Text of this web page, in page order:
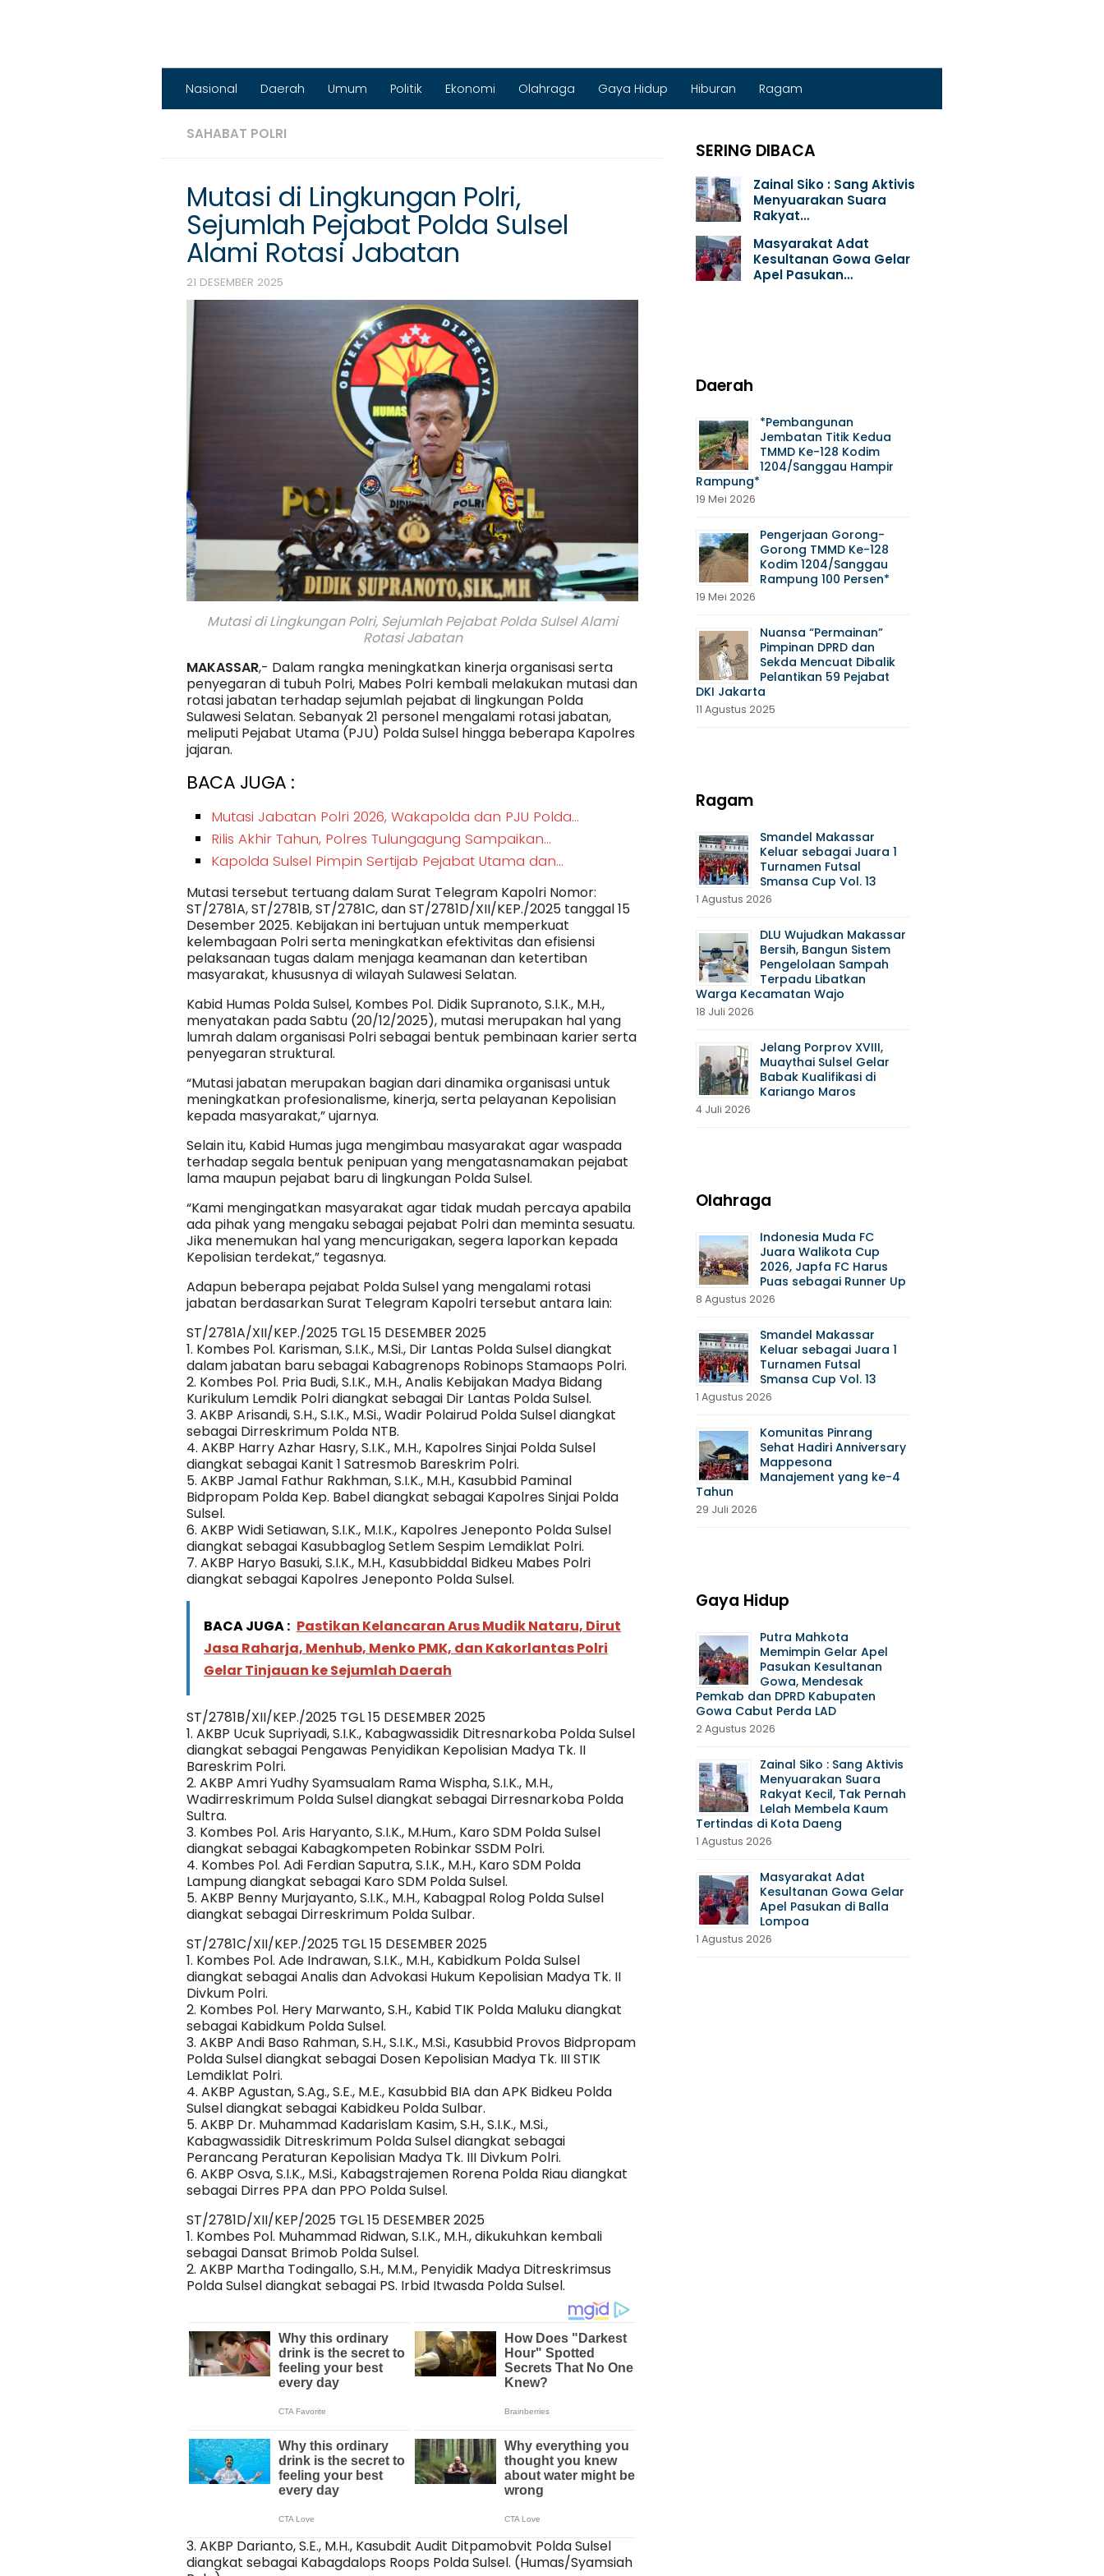
Nasional Daerah Umum Politik Ekonomi Olahraga Gaya Hidup Hiburan Ragam
SAHABAT POLRI
Mutasi di Lingkungan Polri,
Sejumlah Pejabat Polda Sulsel
Alami Rotasi Jabatan
21 DESEMBER 2025
Mutasi di Lingkungan Polri, Sejumlah Pejabat Polda Sulsel Alami
Rotasi Jabatan
MAKASSAR,- Dalam rangka meningkatkan kinerja organisasi serta
penyegaran di tubuh Polri, Mabes Polri kembali melakukan mutasi dan
rotasi jabatan terhadap sejumlah pejabat di lingkungan Polda
Sulawesi Selatan. Sebanyak 21 personel mengalami rotasi jabatan,
meliputi Pejabat Utama (PJU) Polda Sulsel hingga beberapa Kapolres
jajaran.
BACA JUGA :
Mutasi Jabatan Polri 2026, Wakapolda dan PJU Polda…
Rilis Akhir Tahun, Polres Tulungagung Sampaikan…
Kapolda Sulsel Pimpin Sertijab Pejabat Utama dan…
Mutasi tersebut tertuang dalam Surat Telegram Kapolri Nomor:
ST/2781A, ST/2781B, ST/2781C, dan ST/2781D/XII/KEP./2025 tanggal 15
Desember 2025. Kebijakan ini bertujuan untuk memperkuat
kelembagaan Polri serta meningkatkan efektivitas dan efisiensi
pelaksanaan tugas dalam menjaga keamanan dan ketertiban
masyarakat, khususnya di wilayah Sulawesi Selatan.
Kabid Humas Polda Sulsel, Kombes Pol. Didik Supranoto, S.I.K., M.H.,
menyatakan pada Sabtu (20/12/2025), mutasi merupakan hal yang
lumrah dalam organisasi Polri sebagai bentuk pembinaan karier serta
penyegaran struktural.
“Mutasi jabatan merupakan bagian dari dinamika organisasi untuk
meningkatkan profesionalisme, kinerja, serta pelayanan Kepolisian
kepada masyarakat,” ujarnya.
Selain itu, Kabid Humas juga mengimbau masyarakat agar waspada
terhadap segala bentuk penipuan yang mengatasnamakan pejabat
lama maupun pejabat baru di lingkungan Polda Sulsel.
“Kami mengingatkan masyarakat agar tidak mudah percaya apabila
ada pihak yang mengaku sebagai pejabat Polri dan meminta sesuatu.
Jika menemukan hal yang mencurigakan, segera laporkan kepada
Kepolisian terdekat,” tegasnya.
Adapun beberapa pejabat Polda Sulsel yang mengalami rotasi
jabatan berdasarkan Surat Telegram Kapolri tersebut antara lain:
ST/2781A/XII/KEP./2025 TGL 15 DESEMBER 2025
1. Kombes Pol. Karisman, S.I.K., M.Si., Dir Lantas Polda Sulsel diangkat
dalam jabatan baru sebagai Kabagrenops Robinops Stamaops Polri.
2. Kombes Pol. Pria Budi, S.I.K., M.H., Analis Kebijakan Madya Bidang
Kurikulum Lemdik Polri diangkat sebagai Dir Lantas Polda Sulsel.
3. AKBP Arisandi, S.H., S.I.K., M.Si., Wadir Polairud Polda Sulsel diangkat
sebagai Dirreskrimum Polda NTB.
4. AKBP Harry Azhar Hasry, S.I.K., M.H., Kapolres Sinjai Polda Sulsel
diangkat sebagai Kanit 1 Satresmob Bareskrim Polri.
5. AKBP Jamal Fathur Rakhman, S.I.K., M.H., Kasubbid Paminal
Bidpropam Polda Kep. Babel diangkat sebagai Kapolres Sinjai Polda
Sulsel.
6. AKBP Widi Setiawan, S.I.K., M.I.K., Kapolres Jeneponto Polda Sulsel
diangkat sebagai Kasubbaglog Setlem Sespim Lemdiklat Polri.
7. AKBP Haryo Basuki, S.I.K., M.H., Kasubbiddal Bidkeu Mabes Polri
diangkat sebagai Kapolres Jeneponto Polda Sulsel.
BACA JUGA : Pastikan Kelancaran Arus Mudik Nataru, Dirut
Jasa Raharja, Menhub, Menko PMK, dan Kakorlantas Polri
Gelar Tinjauan ke Sejumlah Daerah
ST/2781B/XII/KEP./2025 TGL 15 DESEMBER 2025
1. AKBP Ucuk Supriyadi, S.I.K., Kabagwassidik Ditresnarkoba Polda Sulsel
diangkat sebagai Pengawas Penyidikan Kepolisian Madya Tk. II
Bareskrim Polri.
2. AKBP Amri Yudhy Syamsualam Rama Wispha, S.I.K., M.H.,
Wadirreskrimum Polda Sulsel diangkat sebagai Dirresnarkoba Polda
Sultra.
3. Kombes Pol. Aris Haryanto, S.I.K., M.Hum., Karo SDM Polda Sulsel
diangkat sebagai Kabagkompeten Robinkar SSDM Polri.
4. Kombes Pol. Adi Ferdian Saputra, S.I.K., M.H., Karo SDM Polda
Lampung diangkat sebagai Karo SDM Polda Sulsel.
5. AKBP Benny Murjayanto, S.I.K., M.H., Kabagpal Rolog Polda Sulsel
diangkat sebagai Dirreskrimum Polda Sulbar.
ST/2781C/XII/KEP./2025 TGL 15 DESEMBER 2025
1. Kombes Pol. Ade Indrawan, S.I.K., M.H., Kabidkum Polda Sulsel
diangkat sebagai Analis dan Advokasi Hukum Kepolisian Madya Tk. II
Divkum Polri.
2. Kombes Pol. Hery Marwanto, S.H., Kabid TIK Polda Maluku diangkat
sebagai Kabidkum Polda Sulsel.
3. AKBP Andi Baso Rahman, S.H., S.I.K., M.Si., Kasubbid Provos Bidpropam
Polda Sulsel diangkat sebagai Dosen Kepolisian Madya Tk. III STIK
Lemdiklat Polri.
4. AKBP Agustan, S.Ag., S.E., M.E., Kasubbid BIA dan APK Bidkeu Polda
Sulsel diangkat sebagai Kabidkeu Polda Sulbar.
5. AKBP Dr. Muhammad Kadarislam Kasim, S.H., S.I.K., M.Si.,
Kabagwassidik Ditreskrimum Polda Sulsel diangkat sebagai
Perancang Peraturan Kepolisian Madya Tk. III Divkum Polri.
6. AKBP Osva, S.I.K., M.Si., Kabagstrajemen Rorena Polda Riau diangkat
sebagai Dirres PPA dan PPO Polda Sulsel.
ST/2781D/XII/KEP/2025 TGL 15 DESEMBER 2025
1. Kombes Pol. Muhammad Ridwan, S.I.K., M.H., dikukuhkan kembali
sebagai Dansat Brimob Polda Sulsel.
2. AKBP Martha Todingallo, S.H., M.M., Penyidik Madya Ditreskrimsus
Polda Sulsel diangkat sebagai PS. Irbid Itwasda Polda Sulsel.
3. AKBP Darianto, S.E., M.H., Kasubdit Audit Ditpamobvit Polda Sulsel
diangkat sebagai Kabagdalops Roops Polda Sulsel. (Humas/Syamsiah
SERING DIBACA
Zainal Siko : Sang Aktivis
Menyuarakan Suara
Rakyat…
Masyarakat Adat
Kesultanan Gowa Gelar
Apel Pasukan…
Daerah
*Pembangunan
Jembatan Titik Kedua
TMMD Ke-128 Kodim
1204/Sanggau Hampir
Rampung*
19 Mei 2026
Pengerjaan Gorong-
Gorong TMMD Ke-128
Kodim 1204/Sanggau
Rampung 100 Persen*
19 Mei 2026
Nuansa “Permainan”
Pimpinan DPRD dan
Sekda Mencuat Dibalik
Pelantikan 59 Pejabat
DKI Jakarta
11 Agustus 2025
Ragam
Smandel Makassar
Keluar sebagai Juara 1
Turnamen Futsal
Smansa Cup Vol. 13
1 Agustus 2026
DLU Wujudkan Makassar
Bersih, Bangun Sistem
Pengelolaan Sampah
Terpadu Libatkan
Warga Kecamatan Wajo
18 Juli 2026
Jelang Porprov XVIII,
Muaythai Sulsel Gelar
Babak Kualifikasi di
Kariango Maros
4 Juli 2026
Olahraga
Indonesia Muda FC
Juara Walikota Cup
2026, Japfa FC Harus
Puas sebagai Runner Up
8 Agustus 2026
Smandel Makassar
Keluar sebagai Juara 1
Turnamen Futsal
Smansa Cup Vol. 13
1 Agustus 2026
Komunitas Pinrang
Sehat Hadiri Anniversary
Mappesona
Manajement yang ke-4
Tahun
29 Juli 2026
Gaya Hidup
Putra Mahkota
Memimpin Gelar Apel
Pasukan Kesultanan
Gowa, Mendesak
Pemkab dan DPRD Kabupaten
Gowa Cabut Perda LAD
2 Agustus 2026
Zainal Siko : Sang Aktivis
Menyuarakan Suara
Rakyat Kecil, Tak Pernah
Lelah Membela Kaum
Tertindas di Kota Daeng
1 Agustus 2026
Masyarakat Adat
Kesultanan Gowa Gelar
Apel Pasukan di Balla
Lompoa
1 Agustus 2026